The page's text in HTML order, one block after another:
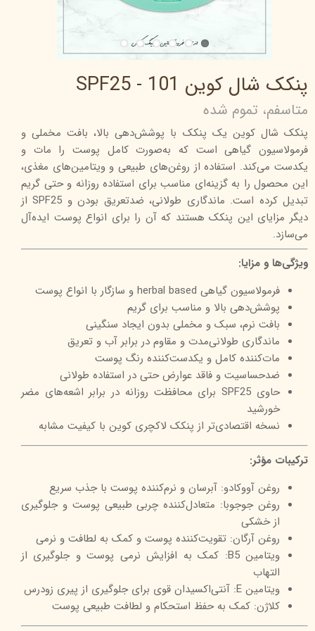
پنکک شال کوین 101 - SPF25
متاسفم، تموم شده
پنکک شال کوین یک پنکک با پوشش‌دهی بالا، بافت مخملی و
فرمولاسیون گیاهی است که به‌صورت کامل پوست را مات و
یکدست می‌کند. استفاده از روغن‌های طبیعی و ویتامین‌های مغذی،
این محصول را به گزینه‌ای مناسب برای استفاده روزانه و حتی گریم
تبدیل کرده است. ماندگاری طولانی، ضدتعریق بودن و SPF25 از
دیگر مزایای این پنکک هستند که آن را برای انواع پوست ایده‌آل
می‌سازد.
ویژگی‌ها و مزایا:
فرمولاسیون گیاهی herbal based و سازگار با انواع پوست
پوشش‌دهی بالا و مناسب برای گریم
بافت نرم، سبک و مخملی بدون ایجاد سنگینی
ماندگاری طولانی‌مدت و مقاوم در برابر آب و تعریق
مات‌کننده کامل و یکدست‌کننده رنگ پوست
ضدحساسیت و فاقد عوارض حتی در استفاده طولانی
حاوی SPF25 برای محافظت روزانه در برابر اشعه‌های مضر
خورشید
نسخه اقتصادی‌تر از پنکک لاکچری کوین با کیفیت مشابه
ترکیبات مؤثر:
روغن آووکادو: آبرسان و نرم‌کننده پوست با جذب سریع
روغن جوجوبا: متعادل‌کننده چربی طبیعی پوست و جلوگیری
از خشکی
روغن آرگان: تقویت‌کننده پوست و کمک به لطافت و نرمی
ویتامین B5: کمک به افزایش نرمی پوست و جلوگیری از
التهاب
ویتامین E: آنتی‌اکسیدان قوی برای جلوگیری از پیری زودرس
کلاژن: کمک به حفظ استحکام و لطافت طبیعی پوست